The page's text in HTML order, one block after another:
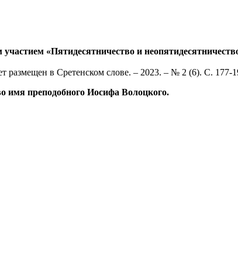
«Пятидесятничество и
размещен в Сретенском слове. – 2023. – № 2 (6). С. 177-
имя преподобного Иосифа Волоцкого.